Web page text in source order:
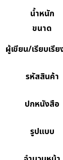
น้ำหนัก
ขนาด
ผู้เขียน/เรียบเรีย
รหัสสินค้า
ปกหนังสือ
รูปแบบ